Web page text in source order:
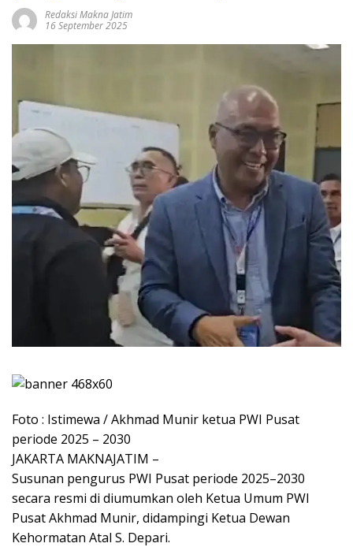
Redaksi Makna Jatim
16 September 2025
Foto : Istimewa / Akhmad Munir ketua PWI Pusat
periode 2025 – 2030
JAKARTA MAKNAJATIM –
Susunan pengurus PWI Pusat periode 2025–2030
secara resmi di diumumkan oleh Ketua Umum PWI
Pusat Akhmad Munir, didampingi Ketua Dewan
Kehormatan Atal S. Depari.